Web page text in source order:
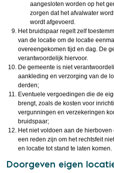
aangesloten worden op het
zorgen dat het afvalwater
wordt afgevoerd.
Het bruidspaar regelt zelf
van de locatie om de locatie
overeengekomen tijd en dag. De
verantwoordelijk hiervoor.
De gemeente is niet
aankleding en verzorging van de
derden;
Eventuele vergoedingen die de
brengt, zoals de kosten voor
vergunningen en verzekeringen
bruidspaar;
Het niet voldoen aan de
een reden zijn om het rechtsfeit
en locatie tot stand te laten komen.
Doorgeven eigen